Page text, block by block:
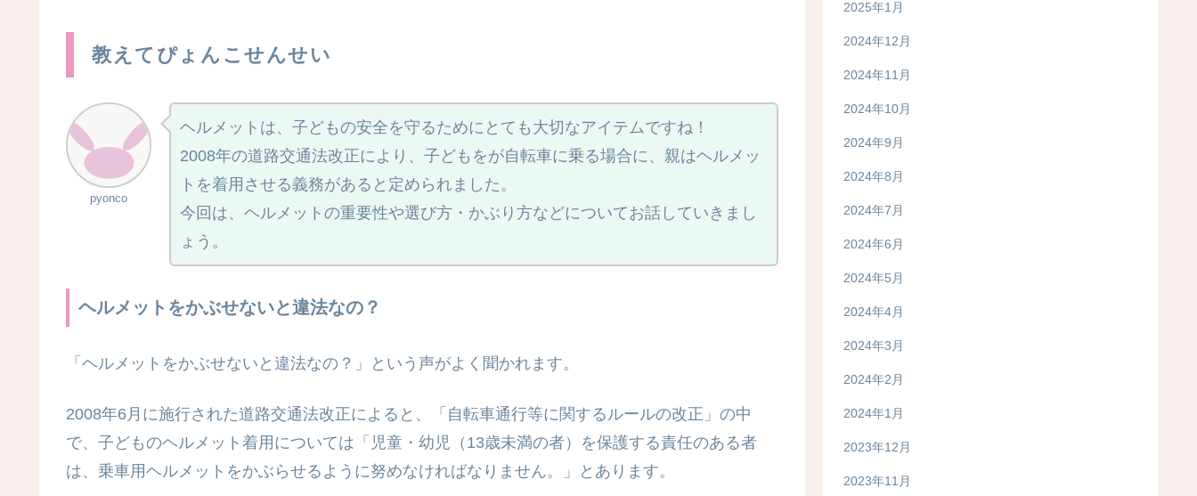
教えてぴょんこせんせい
pyonco
ヘルメットは、子どもの安全を守るためにとても大切なアイテムですね！
2008年の道路交通法改正により、子どもをが自転車に乗る場合に、親はヘルメッ
トを着用させる義務があると定められました。
今回は、ヘルメットの重要性や選び方・かぶり方などについてお話していきまし
ょう。
ヘルメットをかぶせないと違法なの？
「ヘルメットをかぶせないと違法なの？」という声がよく聞かれます。
2008年6月に施行された道路交通法改正によると、「自転車通行等に関するルールの改正」の中
で、子どものヘルメット着用については「児童・幼児（13歳未満の者）を保護する責任のある者
は、乗車用ヘルメットをかぶらせるように努めなければなりません。」とあります。
2025年1月
2024年12月
2024年11月
2024年10月
2024年9月
2024年8月
2024年7月
2024年6月
2024年5月
2024年4月
2024年3月
2024年2月
2024年1月
2023年12月
2023年11月